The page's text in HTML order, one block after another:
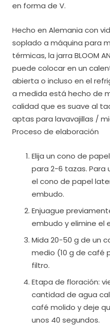
en forma de V.
Hecho en Alemania con
soplado a máquina para
térmicas, la jarra BLOOM
puede colocar en un
abierta o incluso en el
a medida está hecho de
calidad que es suave al
aptas para lavavajillas /
Proceso de elaboración
Elija un cono de
para 2-6 tazas.
el cono de papel
embudo.
Enjuague
embudo y elimine el
Mida 20-50 g de un
medio (10 g de café
filtro.
Etapa de floración:
cantidad de agua
café molido y deje
unos 40 segundos.